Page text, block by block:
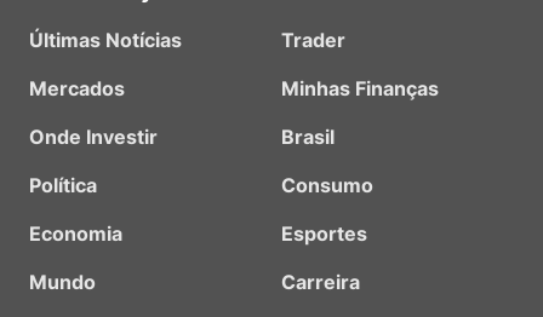
Últimas Notícias
Mercados
Onde Investir
Política
Economia
Mundo
Trader
Minhas Finanças
Brasil
Consumo
Esportes
Carreira